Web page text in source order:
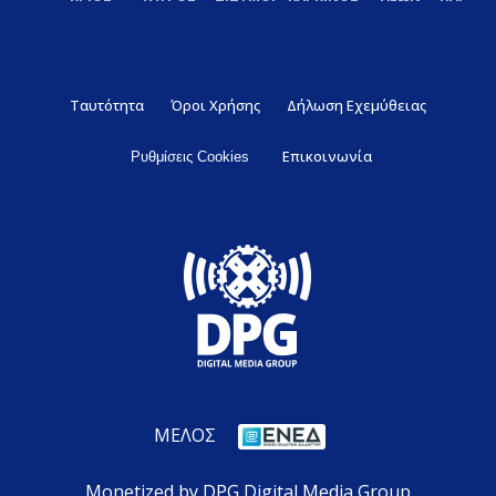
Ταυτότητα Όροι Χρήσης Δήλωση Εχεμύθειας
Ρυθμίσεις Cookies Επικοινωνία
ΜΕΛΟΣ